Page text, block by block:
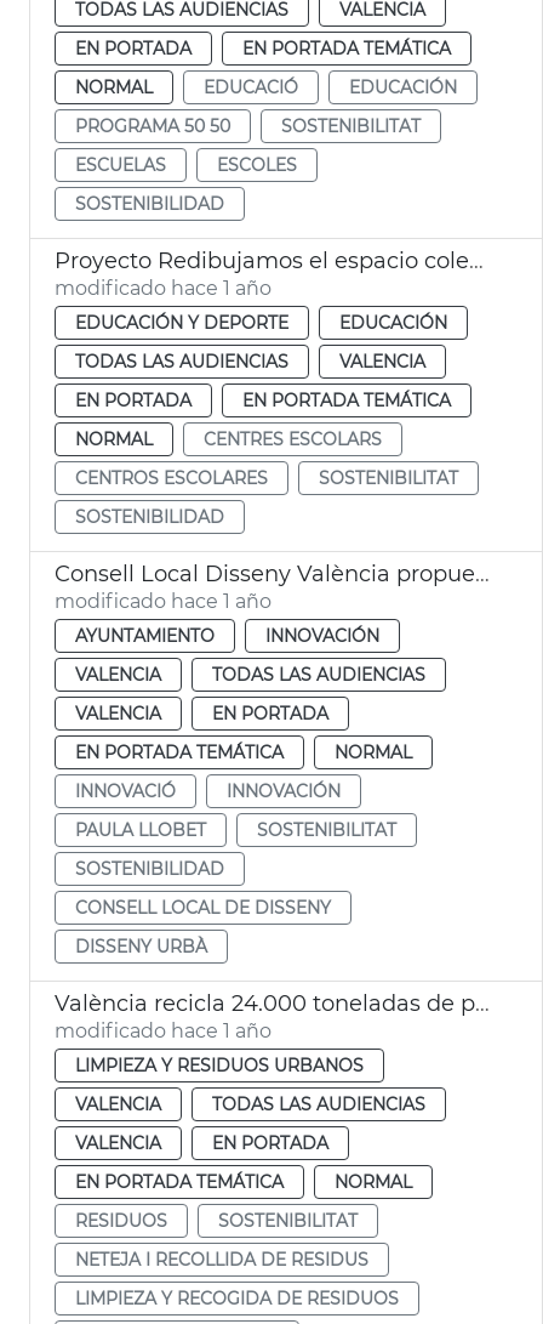
TODAS LAS AUDIENCIAS
VALENCIA
EN PORTADA
EN PORTADA TEMÁTICA
NORMAL
EDUCACIÓ
EDUCACIÓN
PROGRAMA 50 50
SOSTENIBILITAT
ESCUELAS
ESCOLES
SOSTENIBILIDAD
Proyecto Redibujamos el espacio colegios València
modificado hace 1 año
EDUCACIÓN Y DEPORTE
EDUCACIÓN
TODAS LAS AUDIENCIAS
VALENCIA
EN PORTADA
EN PORTADA TEMÁTICA
NORMAL
CENTRES ESCOLARS
CENTROS ESCOLARES
SOSTENIBILITAT
SOSTENIBILIDAD
Consell Local Disseny València propuestas dana
modificado hace 1 año
AYUNTAMIENTO
INNOVACIÓN
VALENCIA
TODAS LAS AUDIENCIAS
VALENCIA
EN PORTADA
EN PORTADA TEMÁTICA
NORMAL
INNOVACIÓ
INNOVACIÓN
PAULA LLOBET
SOSTENIBILITAT
SOSTENIBILIDAD
CONSELL LOCAL DE DISSENY
DISSENY URBÀ
València recicla 24.000 toneladas de papel y cartón al año
modificado hace 1 año
LIMPIEZA Y RESIDUOS URBANOS
VALENCIA
TODAS LAS AUDIENCIAS
VALENCIA
EN PORTADA
EN PORTADA TEMÁTICA
NORMAL
RESIDUOS
SOSTENIBILITAT
NETEJA I RECOLLIDA DE RESIDUS
LIMPIEZA Y RECOGIDA DE RESIDUOS